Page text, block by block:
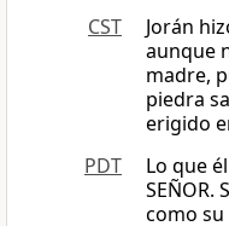
CST
Jorán
aunque
madre,
piedra
erigido
PDT
Lo que
SEÑOR.
como